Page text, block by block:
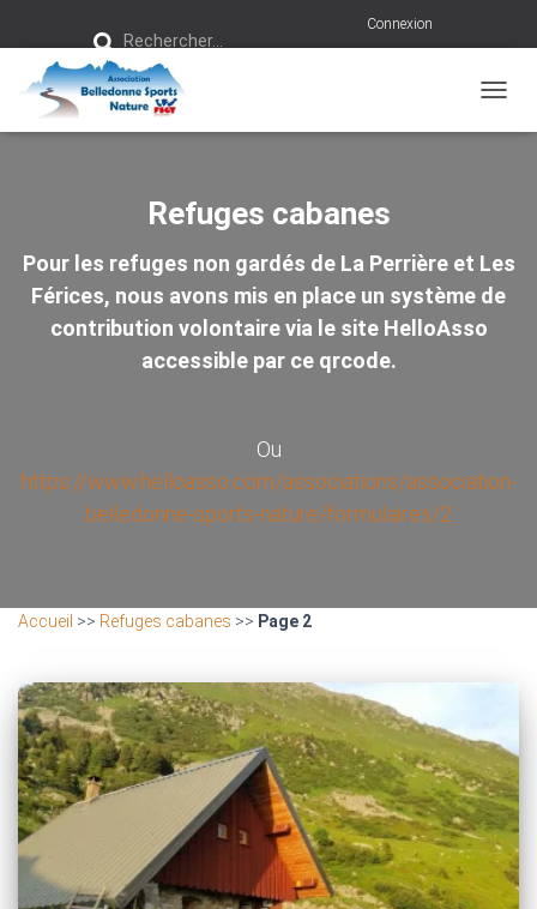
:
Rechercher…
Connexion
Refuges cabanes
Pour les refuges non gardés de La Perrière et Les
Férices, nous avons mis en place un système de
contribution volontaire via le site HelloAsso
accessible par ce qrcode.
Ou
https://www.helloasso.com/associations/association-
belledonne-sports-nature/formulaires/2
Accueil >> Refuges cabanes >> Page 2